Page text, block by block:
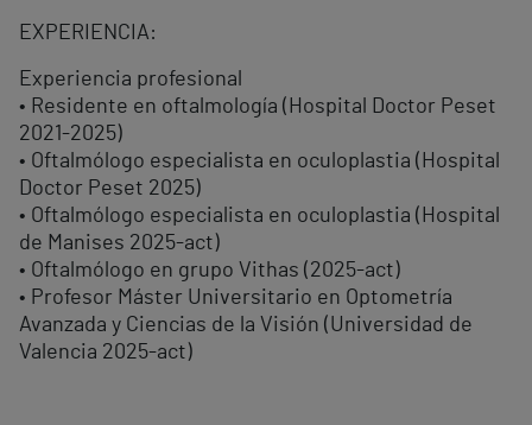
EXPERIENCIA:
Experiencia profesional
• Residente en oftalmología (Hospital Doctor Peset
2021-2025)
• Oftalmólogo especialista en oculoplastia (Hospital
Doctor Peset 2025)
• Oftalmólogo especialista en oculoplastia (Hospital
de Manises 2025-act)
• Oftalmólogo en grupo Vithas (2025-act)
• Profesor Máster Universitario en Optometría
Avanzada y Ciencias de la Visión (Universidad de
Valencia 2025-act)